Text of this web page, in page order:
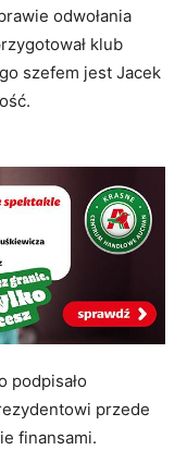
odwołania
klub
szefem jest Jacek
podpisało
przede
finansami.